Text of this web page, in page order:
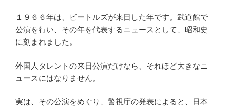
１９６６年は、ビートルズが来日した年です。武道館で
公演を行い、その年を代表するニュースとして、昭和史
に刻まれました。
外国人タレントの来日公演だけなら、それほど大きなニ
ュースにはなりません。
実は、その公演をめぐり、警視庁の発表によると、日本